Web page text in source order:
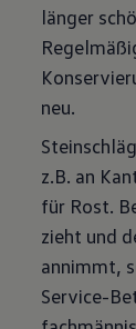
länger
neu.
z.B. an
für Rost.
zieht und
annimmt,
Service-